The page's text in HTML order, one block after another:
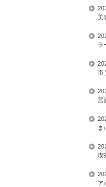
美
ラ
市
居
ま
喫
ア